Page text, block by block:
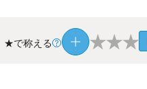
★で称える ★★★